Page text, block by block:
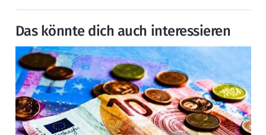
Das könnte dich auch interessieren